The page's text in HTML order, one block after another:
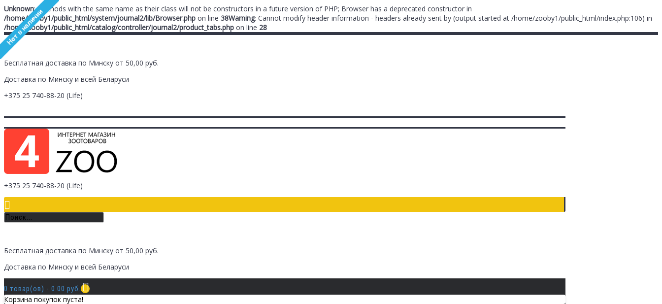
Unknown: Methods with the same name as their class will not be constructors in a future version of PHP; Browser has a deprecated constructor in
/home/zooby1/public_html/system/journal2/lib/Browser.php on line 38Warning: Cannot modify header information - headers already sent by (output started at /home/zooby1/public_html/index.php:106) in
/home/zooby1/public_html/catalog/controller/journal2/product_tabs.php on line 28
Бесплатная доставка по Минску от 50,00 руб.
Доставка по Минску и всей Беларуси
+375 25 740-88-20 (Life)
+375 25 740-88-20 (Life)
Бесплатная доставка по Минску от 50,00 руб.
Доставка по Минску и всей Беларуси
0 товар(ов) - 0.00 руб.
Корзина покупок пуста!